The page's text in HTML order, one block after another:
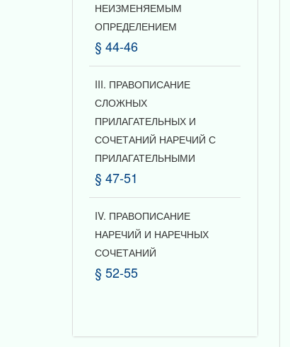
НЕИЗМЕНЯЕМЫМ
ОПРЕДЕЛЕНИЕМ
§ 44-46
III. ПРАВОПИСАНИЕ
СЛОЖНЫХ
ПРИЛАГАТЕЛЬНЫХ И
СОЧЕТАНИЙ НАРЕЧИЙ С
ПРИЛАГАТЕЛЬНЫМИ
§ 47-51
IV. ПРАВОПИСАНИЕ
НАРЕЧИЙ И НАРЕЧНЫХ
СОЧЕТАНИЙ
§ 52-55